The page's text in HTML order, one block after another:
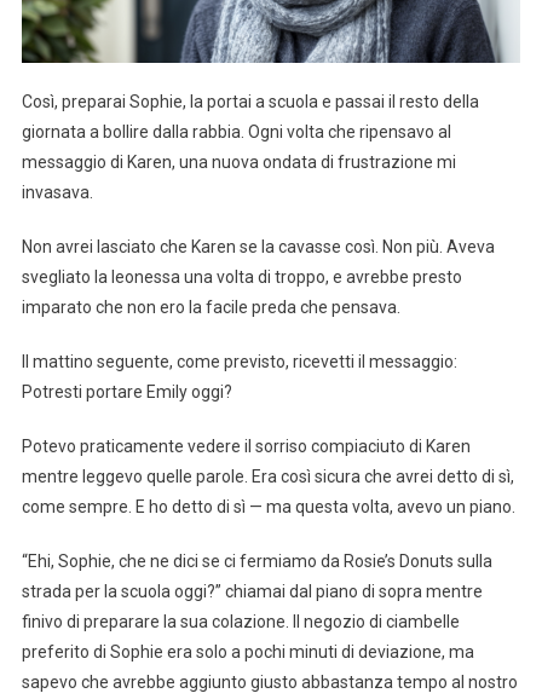
Così, preparai Sophie, la portai a scuola e passai il resto della
giornata a bollire dalla rabbia. Ogni volta che ripensavo al
messaggio di Karen, una nuova ondata di frustrazione mi
invasava.
Non avrei lasciato che Karen se la cavasse così. Non più. Aveva
svegliato la leonessa una volta di troppo, e avrebbe presto
imparato che non ero la facile preda che pensava.
Il mattino seguente, come previsto, ricevetti il messaggio:
Potresti portare Emily oggi?
Potevo praticamente vedere il sorriso compiaciuto di Karen
mentre leggevo quelle parole. Era così sicura che avrei detto di sì,
come sempre. E ho detto di sì — ma questa volta, avevo un piano.
“Ehi, Sophie, che ne dici se ci fermiamo da Rosie’s Donuts sulla
strada per la scuola oggi?” chiamai dal piano di sopra mentre
finivo di preparare la sua colazione. Il negozio di ciambelle
preferito di Sophie era solo a pochi minuti di deviazione, ma
sapevo che avrebbe aggiunto giusto abbastanza tempo al nostro